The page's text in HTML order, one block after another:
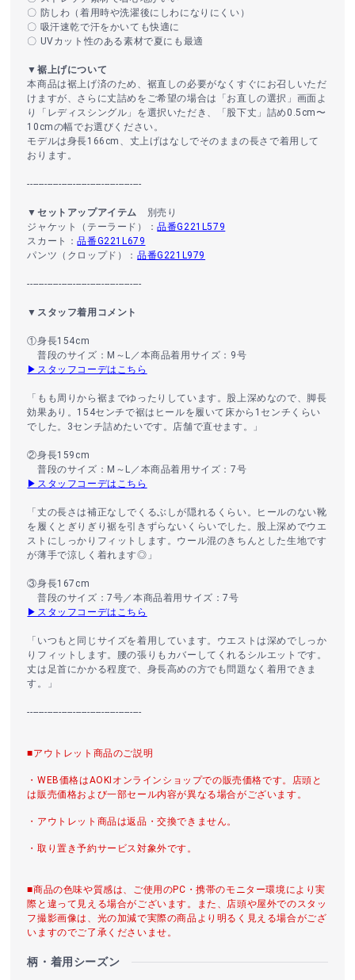
〇 防しわ（着用時や洗濯後にしわになりにくい）
〇 吸汗速乾で汗をかいても快適に
〇 UVカット性のある素材で夏にも最適
▼裾上げについて
本商品は裾上げ済のため、裾直しの必要がなくすぐにお召しいただ
けますが、さらに丈詰めをご希望の場合は「お直しの選択」画面よ
り「レディスシングル」を選択いただき、「股下丈」詰め0.5cm〜
10cmの幅でお選びください。
モデルは身長166cm、丈上げはなしでそのままの長さで着用して
おります。
----------------------------------------
▼セットアップアイテム 別売り
ジャケット（テーラード）：品番G221L579
スカート：品番G221L679
パンツ（クロップド）：品番G221L979
----------------------------------------
▼スタッフ着用コメント
①身長154cm
普段のサイズ：M～L／本商品着用サイズ：9号
▶スタッフコーデはこちら
「もも周りから裾までゆったりしています。股上深めなので、脚長
効果あり。154センチで裾はヒールを履いて床から1センチくらい
でした。3センチ詰めたいです。店舗で直せます。」
②身長159cm
普段のサイズ：M～L／本商品着用サイズ：7号
▶スタッフコーデはこちら
「丈の長さは補正なしでくるぶしが隠れるくらい。ヒールのない靴
を履くとぎりぎり裾を引きずらないくらいでした。股上深めでウエ
ストにしっかりフィットします。ウール混のきちんとした生地です
が薄手で涼しく着れます◎」
③身長167cm
普段のサイズ：7号／本商品着用サイズ：7号
▶スタッフコーデはこちら
「いつもと同じサイズを着用しています。ウエストは深めでしっか
りフィットします。腰の張りもカバーしてくれるシルエットです。
丈は足首にかかる程度で、身長高めの方でも問題なく着用できま
す。」
----------------------------------------
■アウトレット商品のご説明
・WEB価格はAOKIオンラインショップでの販売価格です。店頭と
は販売価格および一部セール内容が異なる場合がございます。
・アウトレット商品は返品・交換できません。
・取り置き予約サービス対象外です。
■商品の色味や質感は、ご使用のPC・携帯のモニター環境により実
際と違って見える場合がございます。また、店頭や屋外でのスタッ
フ撮影画像は、光の加減で実際の商品より明るく見える場合がござ
いますのでご了承くださいませ。
柄・着用シーズン